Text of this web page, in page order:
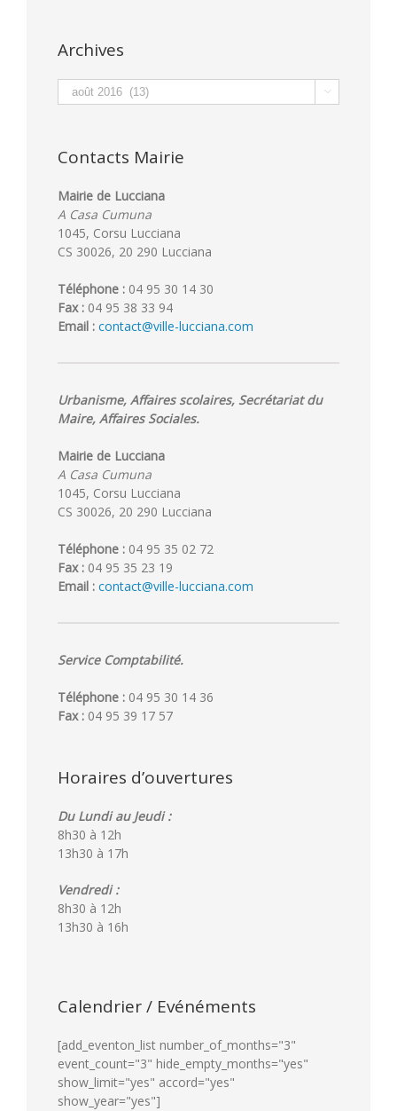
Archives
Archives 
Contacts Mairie
Mairie de Lucciana
A Casa Cumuna
1045, Corsu Lucciana
CS 30026, 20 290 Lucciana
Téléphone : 04 95 30 14 30
Fax : 04 95 38 33 94
Email : contact@ville-lucciana.com
Urbanisme, Affaires scolaires, Secrétariat du
Maire, Affaires Sociales.
Mairie de Lucciana
A Casa Cumuna
1045, Corsu Lucciana
CS 30026, 20 290 Lucciana
Téléphone : 04 95 35 02 72
Fax : 04 95 35 23 19
Email : contact@ville-lucciana.com
Service Comptabilité.
Téléphone : 04 95 30 14 36
Fax : 04 95 39 17 57
Horaires d’ouvertures
Du Lundi au Jeudi :
8h30 à 12h
13h30 à 17h
Vendredi :
8h30 à 12h
13h30 à 16h
Calendrier / Evénéments
[add_eventon_list number_of_months="3"
event_count="3" hide_empty_months="yes"
show_limit="yes" accord="yes"
show_year="yes"]